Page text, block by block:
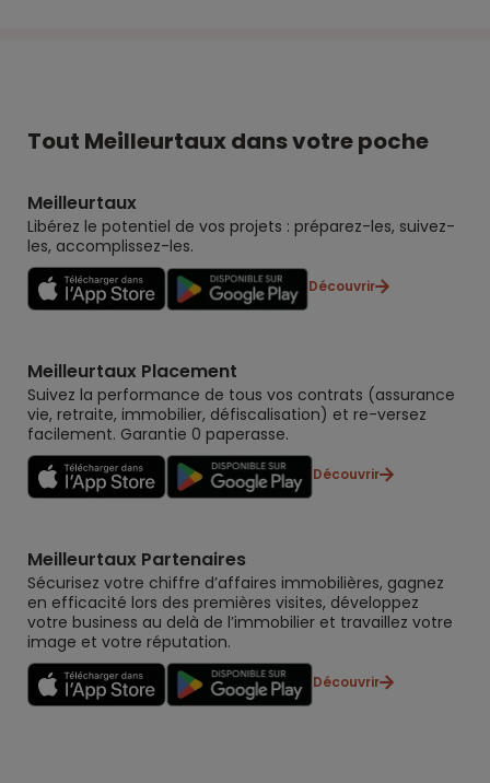
Tout Meilleurtaux dans votre poche
Meilleurtaux
Libérez le potentiel de vos projets : préparez-les, suivez-
les, accomplissez-les.
Découvrir
Meilleurtaux Placement
Suivez la performance de tous vos contrats (assurance
vie, retraite, immobilier, défiscalisation) et re-versez
facilement. Garantie 0 paperasse.
Découvrir
Meilleurtaux Partenaires
Sécurisez votre chiffre d’affaires immobilières, gagnez
en efficacité lors des premières visites, développez
votre business au delà de l’immobilier et travaillez votre
image et votre réputation.
Découvrir